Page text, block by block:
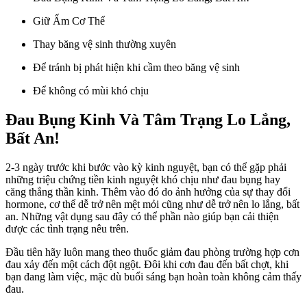
Giữ Ấm Cơ Thể
Thay băng vệ sinh thường xuyên
Để tránh bị phát hiện khi cầm theo băng vệ sinh
Để không có mùi khó chịu
Đau Bụng Kinh Và Tâm Trạng Lo Lắng,
Bất An!
2-3 ngày trước khi bước vào kỳ kinh nguyệt, bạn có thể gặp phải
những triệu chứng tiền kinh nguyệt khó chịu như đau bụng hay
căng thẳng thần kinh. Thêm vào đó do ảnh hưởng của sự thay đổi
hormone, cơ thể dễ trở nên mệt mỏi cũng như dễ trở nên lo lắng, bất
an. Những vật dụng sau đây có thể phần nào giúp bạn cải thiện
được các tình trạng nêu trên.
Đầu tiên hãy luôn mang theo thuốc giảm đau phòng trường hợp cơn
đau xảy đến một cách đột ngột. Đôi khi cơn đau đến bất chợt, khi
bạn đang làm việc, mặc dù buổi sáng bạn hoàn toàn không cảm thấy
đau.